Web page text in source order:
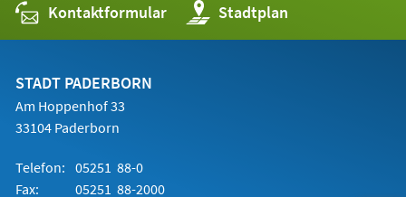
Kontaktformular Stadtplan
(Öffnet
in
einem
STADT PADERBORN
Am Hoppenhof 33
33104 Paderborn
Telefon: 05251 88-0
Fax:
05251 88-2000